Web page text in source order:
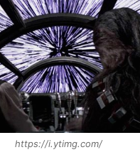
https://i.ytimg.com/